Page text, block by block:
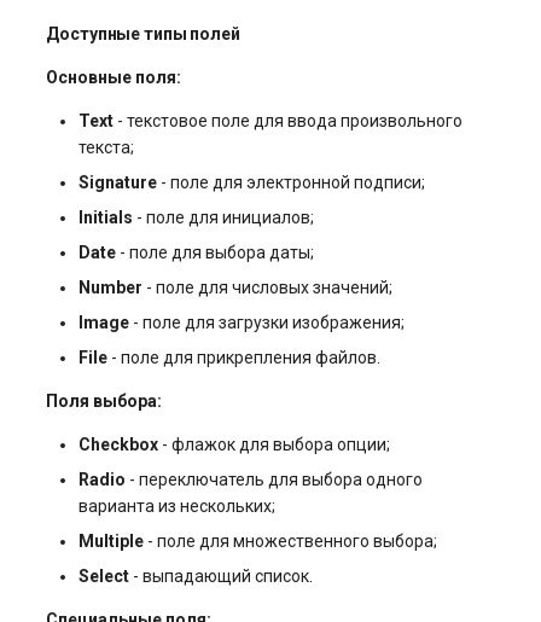
Доступные типы полей
Основные поля:
Text- текстовое поле для ввода произвольного
текста;
Signature- поле для электронной подписи;
Initials - поле для инициалов;
Date- поле для выбора даты;
Number - поле для числовых значений;
Image- поле для загрузки изображения;
File- поле для прикрепления файлов.
Поля выбора:
Checkbox- флажок для выбора опции;
Radio - переключатель для выбора одного
варианта из нескольких;
Multiple- поле для множественного выбора;
Select- выпадающий список.